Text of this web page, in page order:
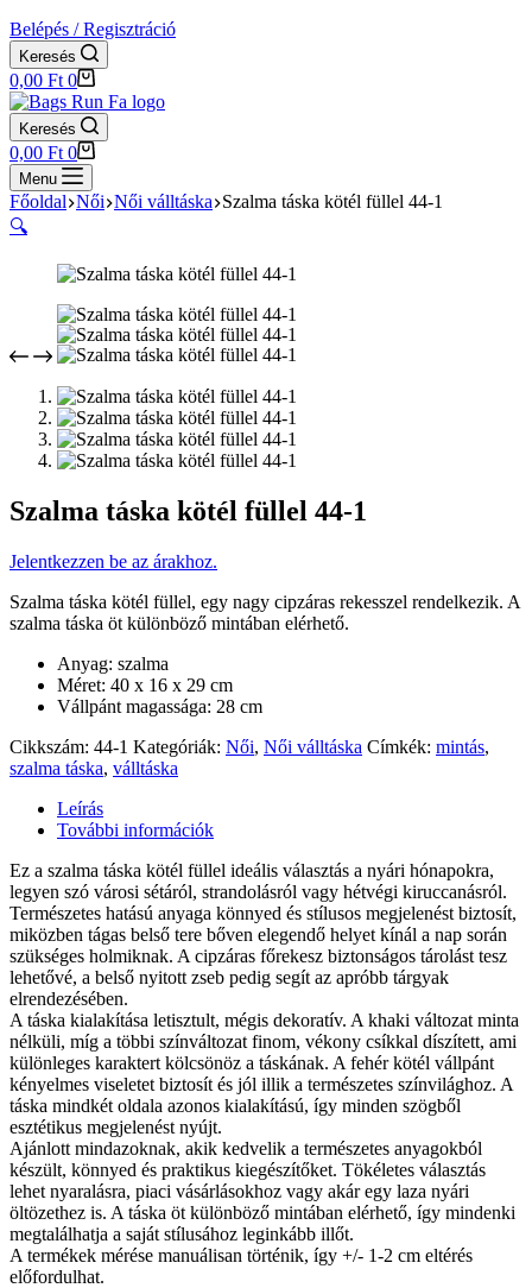
Belépés / Regisztráció
Keresés
Shopping
cart
0,00 Ft 0
Keresés
Shopping
cart
0,00 Ft 0
Menu
Főoldal Női Női válltáska Szalma táska kötél füllel 44-1
🔍
Szalma táska kötél füllel 44-1
Jelentkezzen be az árakhoz.
Szalma táska kötél füllel, egy nagy cipzáras rekesszel rendelkezik. A
szalma táska öt különböző mintában elérhető.
Anyag: szalma
Méret: 40 x 16 x 29 cm
Vállpánt magassága: 28 cm
Cikkszám: 44-1 Kategóriák: Női, Női válltáska Címkék: mintás,
szalma táska, válltáska
Leírás
További információk
Ez a szalma táska kötél füllel ideális választás a nyári hónapokra,
legyen szó városi sétáról, strandolásról vagy hétvégi kiruccanásról.
Természetes hatású anyaga könnyed és stílusos megjelenést biztosít,
miközben tágas belső tere bőven elegendő helyet kínál a nap során
szükséges holmiknak. A cipzáras főrekesz biztonságos tárolást tesz
lehetővé, a belső nyitott zseb pedig segít az apróbb tárgyak
elrendezésében.
A táska kialakítása letisztult, mégis dekoratív. A khaki változat minta
nélküli, míg a többi színváltozat finom, vékony csíkkal díszített, ami
különleges karaktert kölcsönöz a táskának. A fehér kötél vállpánt
kényelmes viseletet biztosít és jól illik a természetes színvilághoz. A
táska mindkét oldala azonos kialakítású, így minden szögből
esztétikus megjelenést nyújt.
Ajánlott mindazoknak, akik kedvelik a természetes anyagokból
készült, könnyed és praktikus kiegészítőket. Tökéletes választás
lehet nyaralásra, piaci vásárlásokhoz vagy akár egy laza nyári
öltözethez is. A táska öt különböző mintában elérhető, így mindenki
megtalálhatja a saját stílusához leginkább illőt.
A termékek mérése manuálisan történik, így +/- 1-2 cm eltérés
előfordulhat.